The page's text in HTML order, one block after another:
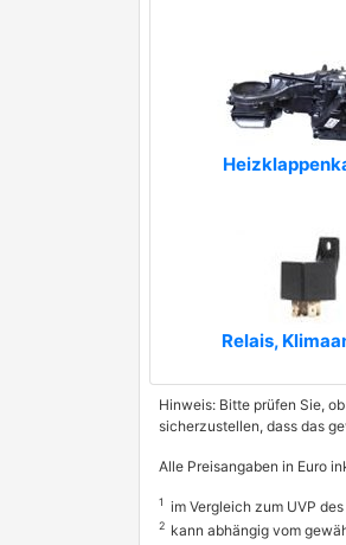
Relais,
Hinweis: Bitte prüfen Sie,
sicherzustellen, dass das
Alle Preisangaben in Euro
1 im Vergleich zum UVP
2 kann abhängig vom